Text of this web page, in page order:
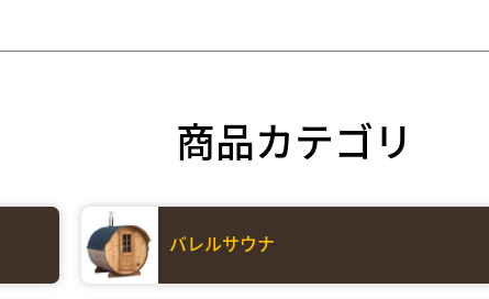
商品カテゴリ
バレルサウナ